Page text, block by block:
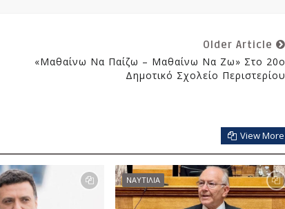
Older Article
«Μαθαίνω Να Παίζω – Μαθαίνω Να Ζω» Στο 20ο
Δημοτικό Σχολείο Περιστερίου
View More
ΝΑΥΤΙΛΙΑ